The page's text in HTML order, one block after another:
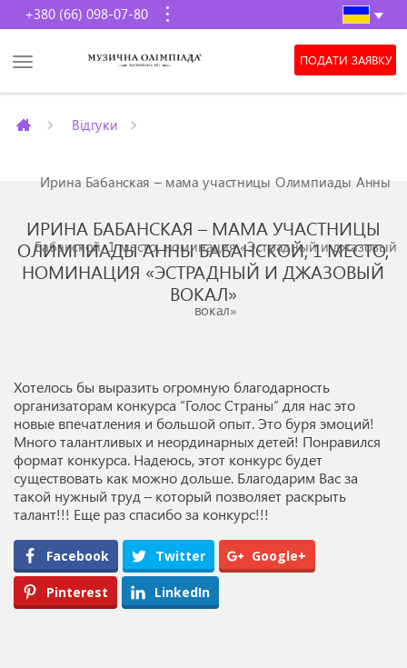
+380 (66) 098-07-80
ПОДАТИ ЗАЯВКУ
Відгуки
Ирина Бабанская – мама участницы Олимпиады Анны
Бабанской, 1 место, номинация «Эстрадный и джазовый
вокал»
ИРИНА БАБАНСКАЯ – МАМА УЧАСТНИЦЫ
ОЛИМПИАДЫ АННЫ БАБАНСКОЙ, 1 МЕСТО,
НОМИНАЦИЯ «ЭСТРАДНЫЙ И ДЖАЗОВЫЙ
ВОКАЛ»
Хотелось бы выразить огромную благодарность
организаторам конкурса “Голос Страны” для нас это
новые впечатления и большой опыт. Это буря эмоций!
Много талантливых и неординарных детей! Понравился
формат конкурса. Надеюсь, этот конкурс будет
существовать как можно дольше. Благодарим Вас за
такой нужный труд – который позволяет раскрыть
талант!!! Еще раз спасибо за конкурс!!!
Facebook Twitter Google+
Pinterest LinkedIn